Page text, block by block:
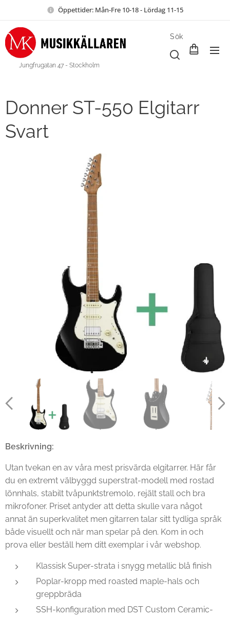
Öppettider: Mån-Fre 10-18 - Lördag 11-15
Jungfrugatan 47 - Stockholm
Sök
Donner ST-550 Elgitarr
Svart
Beskrivning:
Utan tvekan en av våra mest prisvärda elgitarrer. Här får
du en extremt välbyggd superstrat-modell med rostad
lönnhals, stabilt tvåpunktstremolo, rejält stall och bra
mikrofoner. Priset antyder att detta skulle vara något
annat än superkvalitet men gitarren talar sitt tydliga språk
både visuellt och när man spelar på den. Kom in och
prova eller beställ hem ditt exemplar i vår webshop.
Klassisk Super-strata i snygg metallic blå finish
Poplar-kropp med roasted maple-hals och
greppbräda
SSH-konfiguration med DST Custom Ceramic-